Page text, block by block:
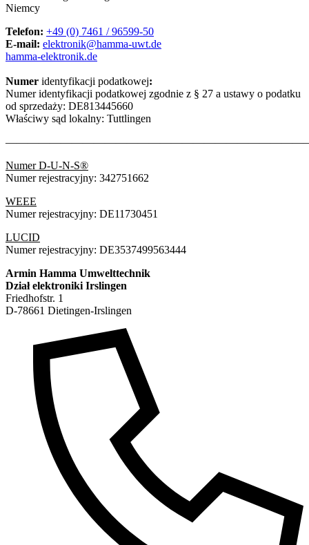
Niemcy
Telefon: +49 (0) 7461 / 96599-50
E-mail: elektronik@hamma-uwt.de
hamma-elektronik.de
Numer identyfikacji podatkowej:
Numer identyfikacji podatkowej zgodnie z § 27 a ustawy o podatku
od sprzedaży: DE813445660
Właściwy sąd lokalny: Tuttlingen
Numer D-U-N-S®
Numer rejestracyjny: 342751662
WEEE
Numer rejestracyjny: DE11730451
LUCID
Numer rejestracyjny: DE3537499563444
Armin Hamma Umwelttechnik
Dział elektroniki Irslingen
Friedhofstr. 1
D-78661 Dietingen-Irslingen